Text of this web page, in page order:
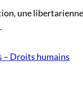
une
– Droits humains